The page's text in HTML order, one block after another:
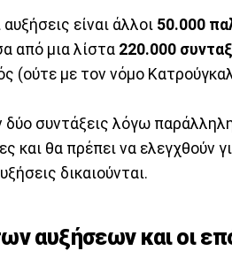
είναι άλλοι 50.000
από μια λίστα 220.000
(ούτε με τον νόμο
δύο συντάξεις λόγω
και θα πρέπει να ελεγχθούν
δικαιούνται.
αυξήσεων και οι